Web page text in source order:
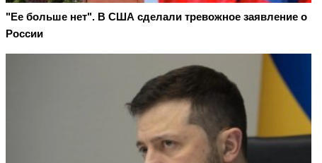
"Ее больше нет". В США сделали тревожное заявление о
России